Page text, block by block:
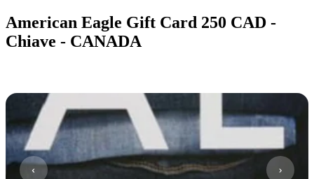
American Eagle Gift Card 250 CAD -
Chiave - CANADA